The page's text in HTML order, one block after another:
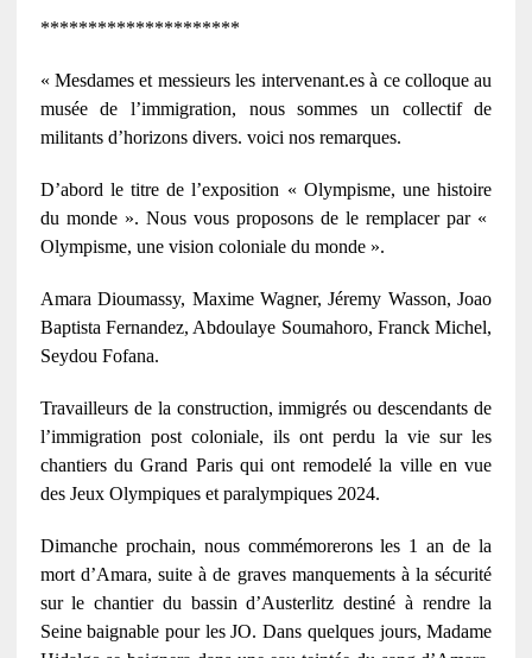
*********************
« Mesdames et messieurs les intervenant.es à ce colloque au
musée de l’immigration, nous sommes un collectif de
militants d’horizons divers. voici nos remarques.
D’abord le titre de l’exposition « Olympisme, une histoire
du monde ». Nous vous proposons de le remplacer par «
Olympisme, une vision coloniale du monde ».
Amara Dioumassy, Maxime Wagner, Jéremy Wasson, Joao
Baptista Fernandez, Abdoulaye Soumahoro, Franck Michel,
Seydou Fofana.
Travailleurs de la construction, immigrés ou descendants de
l’immigration post coloniale, ils ont perdu la vie sur les
chantiers du Grand Paris qui ont remodelé la ville en vue
des Jeux Olympiques et paralympiques 2024.
Dimanche prochain, nous commémorerons les 1 an de la
mort d’Amara, suite à de graves manquements à la sécurité
sur le chantier du bassin d’Austerlitz destiné à rendre la
Seine baignable pour les JO. Dans quelques jours, Madame